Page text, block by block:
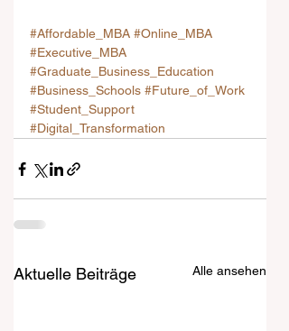
#Affordable_MBA #Online_MBA
#Executive_MBA
#Graduate_Business_Education
#Business_Schools #Future_of_Work
#Student_Support
#Digital_Transformation
Aktuelle Beiträge Alle ansehen